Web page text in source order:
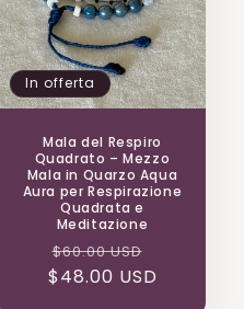
In offerta
Mala del Respiro
Quadrato – Mezzo
Mala in Quarzo Aqua
Aura per Respirazione
Quadrata e
Meditazione
Prezzo
di
$60.00 USD
scontato
$48.00 USD